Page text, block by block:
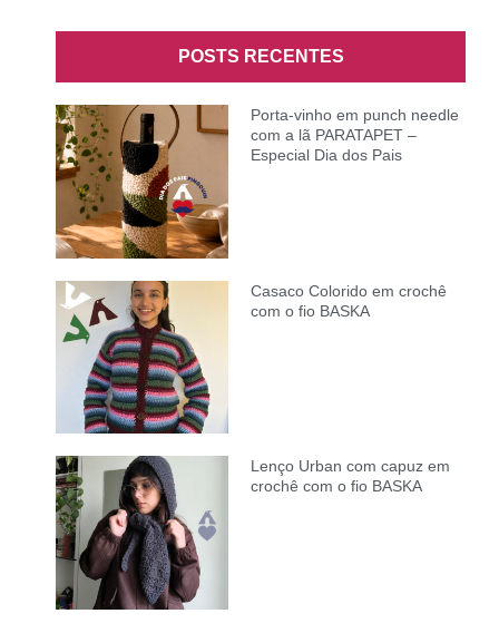
POSTS RECENTES
Porta-vinho em punch needle
com a lã PARATAPET –
Especial Dia dos Pais
Casaco Colorido em crochê
com o fio BASKA
Lenço Urban com capuz em
crochê com o fio BASKA